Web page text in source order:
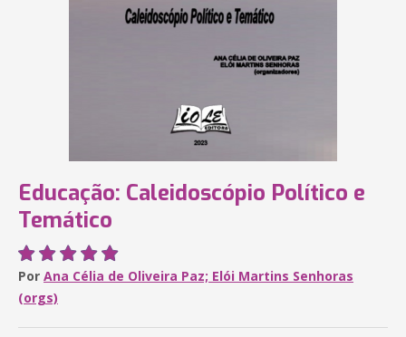
Educação: Caleidoscópio Político e
Temático
Por Ana Célia de Oliveira Paz; Elói Martins Senhoras
(orgs)